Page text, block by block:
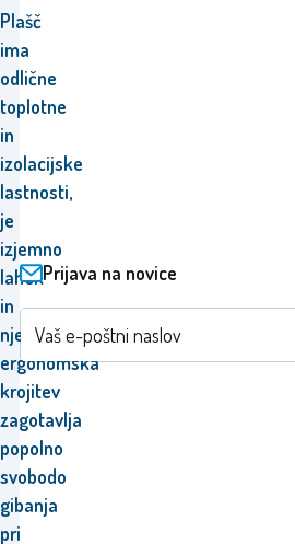
Plašč
ima
odlične
toplotne
in
izolacijske
lastnosti,
je
izjemno
lahek
in
njegova
ergonomska
krojitev
zagotavlja
popolno
svobodo
gibanja
pri
Prijava na novice